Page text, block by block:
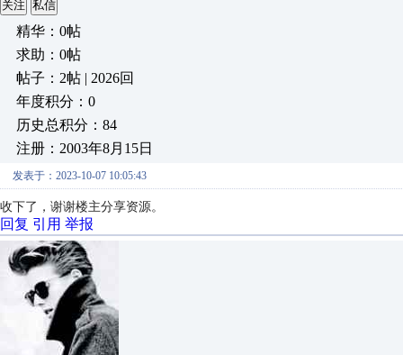
关注 私信
精华：0帖
求助：0帖
帖子：2帖 | 2026回
年度积分：0
历史总积分：84
注册：2003年8月15日
发表于：2023-10-07 10:05:43
收下了， 谢谢楼主分享资源。
回复 引用 举报